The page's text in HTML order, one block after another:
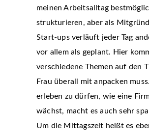
meinen Arbeitsalltag
strukturieren, aber als
Start-ups verläuft jeder Tag
vor allem als geplant. Hier
verschiedene Themen auf den
Frau überall mit anpacken
erleben zu dürfen, wie eine
wächst, macht es auch sehr
Um die Mittagszeit heißt es